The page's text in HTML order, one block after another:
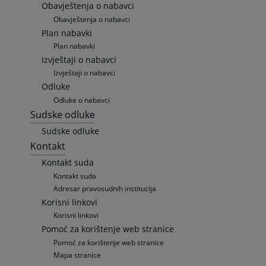
Obavještenja o nabavci
Obavještenja o nabavci
Plan nabavki
Plan nabavki
Izvještaji o nabavci
Izvještaji o nabavci
Odluke
Odluke o nabavci
Sudske odluke
Sudske odluke
Kontakt
Kontakt suda
Kontakt suda
Adresar pravosudnih institucija
Korisni linkovi
Korisni linkovi
Pomoć za korištenje web stranice
Pomoć za korištenje web stranice
Mapa stranice